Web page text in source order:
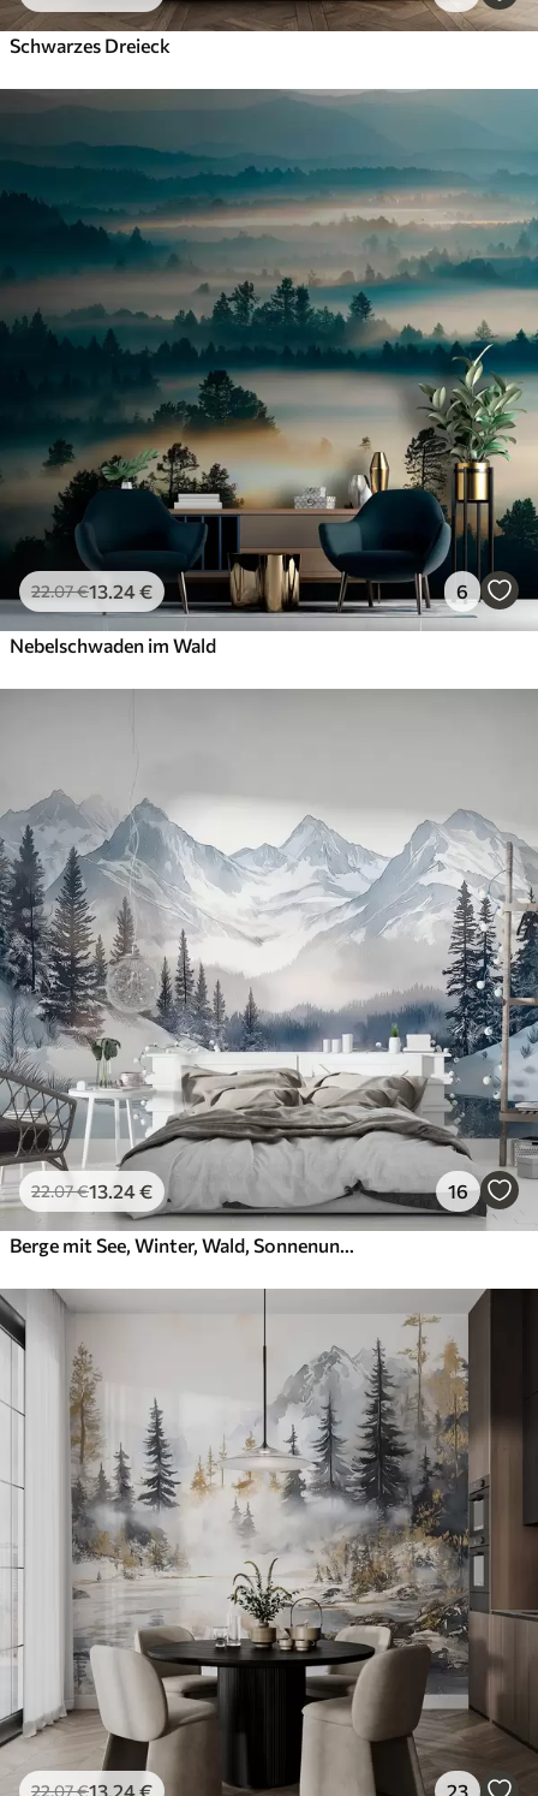
Schwarzes Dreieck
22.07€13.24€ 6
Nebelschwaden im Wald
22.07€13.24€ 16
Berge mit See, Winter, Wald, Sonnenuntergang Himmel, Natur
22.07€13.24€ 23